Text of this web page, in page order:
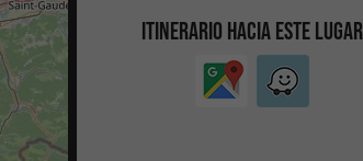
ITINERARIO HACIA ESTE LUGAR